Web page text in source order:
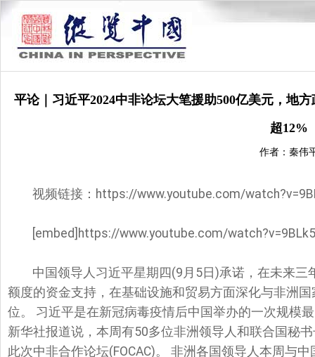
平论｜习近平2024中非论坛大笔援助500亿美元，地
超12%
作者：秦伟
视频链接：https://www.youtube.com/
[embed]https://www.youtube.com/
中国领导人习近平星期四(9月5日)承诺，在未来
额度的资金支持，在基础设施和贸易方面深化与非洲
位。 习近平是在新冠病毒疫情后中国举办的一次规模
新华社报道说，本周有50多位非洲领导人和联合国秘
此次中非合作论坛(FOCAC)。 非洲各国领导人本周与